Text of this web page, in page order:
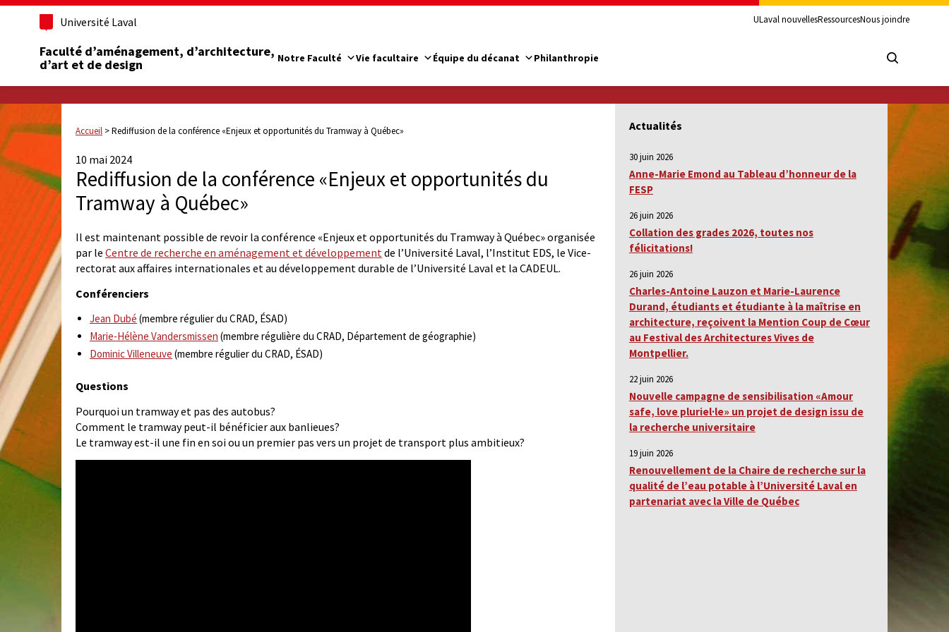
Université Laval ULaval nouvellesRessourcesNous joindre
Faculté d’aménagement, d’architecture,
d’art et de design
Notre Faculté Vie facultaire Équipe du décanat Philanthropie
Accueil >Rediffusion de la conférence «Enjeux et opportunités du Tramway à Québec»
10 mai 2024
Rediffusion de la conférence «Enjeux et opportunités du
Tramway à Québec»
Il est maintenant possible de revoir la conférence «Enjeux et opportunités du Tramway à Québec» organisée
par le Centre de recherche en aménagement et développementde l’Université Laval, l’Institut EDS, le Vice-
rectorat aux affaires internationales et au développement durable de l’Université Laval et la CADEUL.
Conférenciers
Jean Dubé (membre régulier du CRAD, ÉSAD)
Marie-Hélène Vandersmissen (membre régulière du CRAD, Département de géographie)
Dominic Villeneuve (membre régulier du CRAD, ÉSAD)
Questions
Pourquoi un tramway et pas des autobus?
Comment le tramway peut-il bénéficier aux banlieues?
Le tramway est-il une fin en soi ou un premier pas vers un projet de transport plus ambitieux?
Actualités
30 juin 2026
Anne-Marie Emond au Tableau d’honneur de la
FESP
26 juin 2026
Collation des grades 2026, toutes nos
félicitations!
26 juin 2026
Charles-Antoine Lauzon et Marie-Laurence
Durand, étudiants et étudiante à la maîtrise en
architecture, reçoivent la Mention Coup de Cœur
au Festival des Architectures Vives de
Montpellier.
22 juin 2026
Nouvelle campagne de sensibilisation «Amour
safe, love pluriel·le» un projet de design issu de
la recherche universitaire
19 juin 2026
Renouvellement de la Chaire de recherche sur la
qualité de l’eau potable à l’Université Laval en
partenariat avec la Ville de Québec